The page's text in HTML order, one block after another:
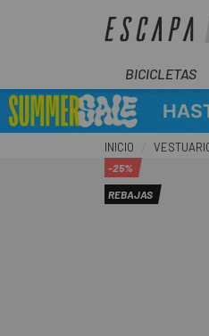
BICICLETAS
INICIO
-25%
REBAJAS